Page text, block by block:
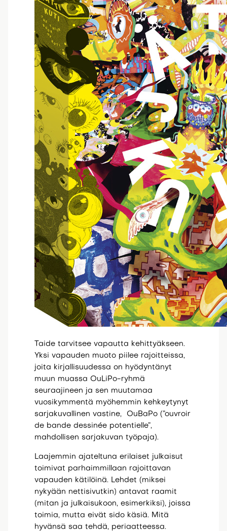
Taide tarvitsee vapautta kehittyäkseen.
Yksi vapauden muoto piilee rajoitteissa,
joita kirjallisuudessa on hyödyntänyt
muun muassa OuLiPo-ryhmä
seuraajineen ja sen muutamaa
vuosikymmentä myöhemmin kehkeytynyt
sarjakuvallinen vastine,
OuBaPo (”ouvroir
de bande dessinée potentielle”,
mahdollisen sarjakuvan työpaja).
Laajemmin ajateltuna erilaiset julkaisut
toimivat parhaimmillaan rajoittavan
vapauden kätilöinä. Lehdet (miksei
nykyään nettisivutkin) antavat raamit
(mitan ja julkaisukoon, esimerkiksi), joissa
toimia, mutta eivät sido käsiä. Mitä
hyvänsä saa tehdä, periaatteessa.